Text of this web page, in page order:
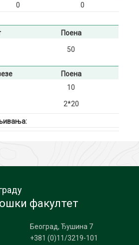
0
0
Поена
50
Поена
10
2*20
факултет
Београд, Ђушина 7
+381 (0)11/3219-101